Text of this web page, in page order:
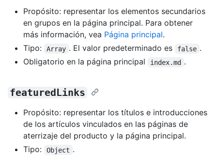
Propósito: representar los elementos secundarios
en grupos en la página principal. Para obtener
más información, vea Página principal.
Tipo:
Array . El valor predeterminado es false .
Obligatorio en la página principal
index.md .
featuredLinks
Propósito: representar los títulos e introducciones
de los artículos vinculados en las páginas de
aterrizaje del producto y la página principal.
Tipo:
Object .